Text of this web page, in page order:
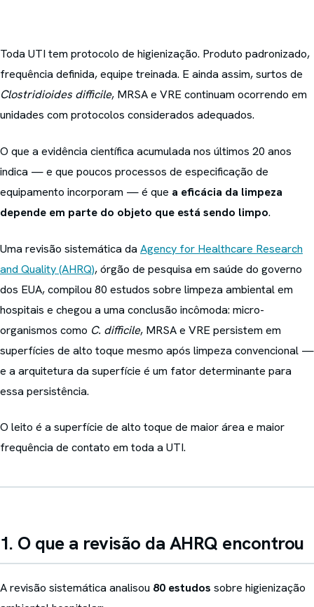
Toda UTI tem protocolo de higienização. Produto padronizado,
frequência definida, equipe treinada. E ainda assim, surtos de
Clostridioides difficile, MRSA e VRE continuam ocorrendo em
unidades com protocolos considerados adequados.
O que a evidência científica acumulada nos últimos 20 anos
indica — e que poucos processos de especificação de
equipamento incorporam — é que a eficácia da limpeza
depende em parte do objeto que está sendo limpo.
Uma revisão sistemática da Agency for Healthcare Research
and Quality (AHRQ), órgão de pesquisa em saúde do governo
dos EUA, compilou 80 estudos sobre limpeza ambiental em
hospitais e chegou a uma conclusão incômoda: micro-
organismos como C. difficile, MRSA e VRE persistem em
superfícies de alto toque mesmo após limpeza convencional —
e a arquitetura da superfície é um fator determinante para
essa persistência.
O leito é a superfície de alto toque de maior área e maior
frequência de contato em toda a UTI.
1. O que a revisão da AHRQ encontrou
A revisão sistemática analisou 80 estudos sobre higienização